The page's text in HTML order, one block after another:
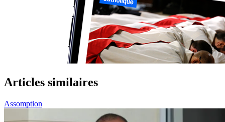
Articles similaires
Assomption